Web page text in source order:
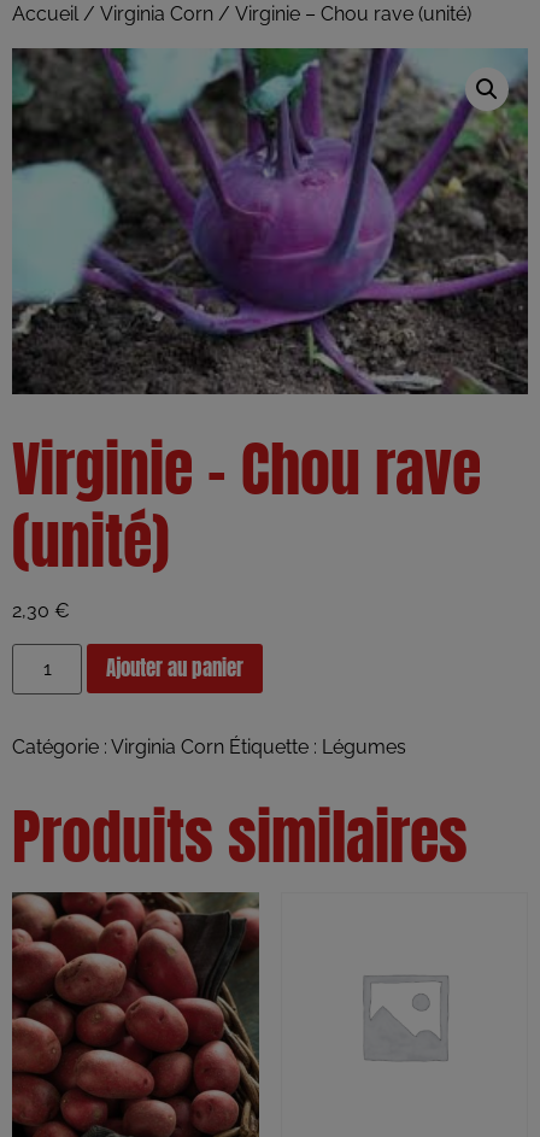
Accueil/ Virginia Corn / Virginie – Chou rave (unité)
Virginie – Chou rave
(unité)
2,30 €
Ajouter au panier
Catégorie : Virginia Corn Étiquette : Légumes
Produits similaires